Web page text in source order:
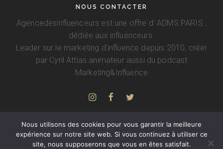
NOUS CONTACTER
Agencedesinfluenceurs est une offre d’ADMS.PARIS ,
dédiée aux influenceurs.
Leader sur le marketing d’influence depuis 2010, créer
par Cyril Attias animateur aussi du podcast
Marketing&Influence
Nous utilisons des cookies pour vous garantir la meilleure
expérience sur notre site web. Si vous continuez à utiliser ce
site, nous supposerons que vous en êtes satisfait.